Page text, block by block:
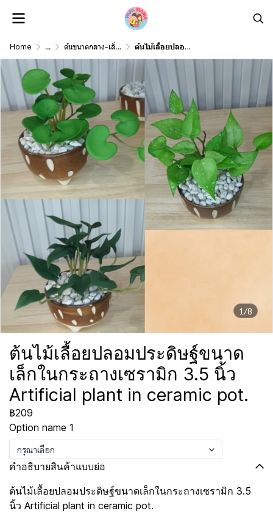
Home ... ต้นขนาดกลาง-เล็ก Middle-Small Size ต้นไม้เลื้อยปลอมประดิษฐ์ขนาดเล็กในกระถางเซรามิก 3.5 นิ้ว Artificial plant in ceramic pot.
1/8
ต้นไม้เลื้อยปลอมประดิษฐ์ขนาด
เล็กในกระถางเซรามิก 3.5 นิ้ว
Artificial plant in ceramic pot.
฿209
Option name 1
กรุณาเลือก
คำอธิบายสินค้าแบบย่อ
ต้นไม้เลื้อยปลอมประดิษฐ์ขนาดเล็กในกระถางเซรามิก 3.5
นิ้ว Artificial plant in ceramic pot.